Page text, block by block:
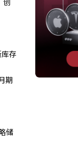
存
期
储